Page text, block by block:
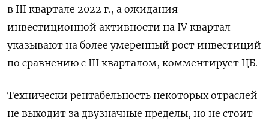
в III квартале 2022 г., а ожидания
инвестиционной активности на IV квартал
указывают на более умеренный рост инвестиций
по сравнению с III кварталом, комментирует ЦБ.
Технически рентабельность некоторых отраслей
не выходит за двузначные пределы, но не стоит